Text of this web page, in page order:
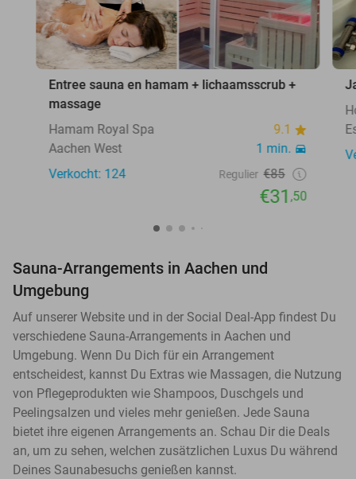
Entree sauna en hamam + lichaamsscrub +
massage
Hamam Royal Spa
9.1
Aachen West
1 min.
Verkocht: 124
Regulier €85
€31,50
Sauna-Arrangements in Aachen und
Umgebung
Auf unserer Website und in der Social Deal-App findest Du
verschiedene Sauna-Arrangements in Aachen und
Umgebung. Wenn Du Dich für ein Arrangement
entscheidest, kannst Du Extras wie Massagen, die Nutzung
von Pflegeprodukten wie Shampoos, Duschgels und
Peelingsalzen und vieles mehr genießen. Jede Sauna
bietet ihre eigenen Arrangements an. Schau Dir die Deals
an, um zu sehen, welchen zusätzlichen Luxus Du während
Deines Saunabesuchs genießen kannst.